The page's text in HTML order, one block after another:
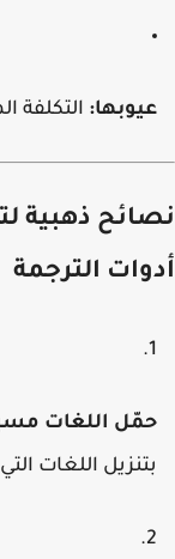
التكلفة
ذهبية
الترجمة
اللغات
اللغات